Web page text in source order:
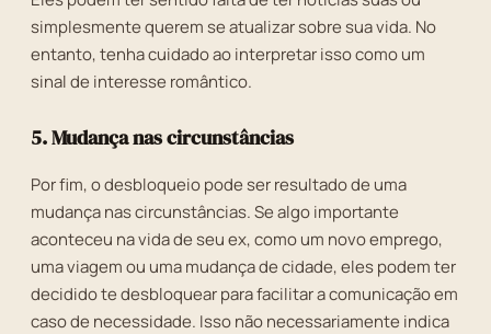
simplesmente querem se atualizar sobre sua vida. No
entanto, tenha cuidado ao interpretar isso como um
sinal de interesse romântico.
5. Mudança nas circunstâncias
Por fim, o desbloqueio pode ser resultado de uma
mudança nas circunstâncias. Se algo importante
aconteceu na vida de seu ex, como um novo emprego,
uma viagem ou uma mudança de cidade, eles podem ter
decidido te desbloquear para facilitar a comunicação em
caso de necessidade. Isso não necessariamente indica